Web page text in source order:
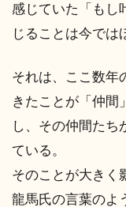
感じていた「もし
じることは今では
それは、ここ数年
きたことが「仲間
し、その仲間たち
ている。
そのことが大きく
龍馬氏の言葉のよ